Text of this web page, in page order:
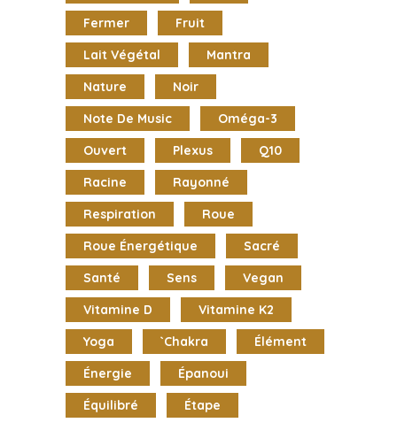
Fermer
Fruit
Lait Végétal
Mantra
Nature
Noir
Note De Music
Oméga-3
Ouvert
Plexus
Q10
Racine
Rayonné
Respiration
Roue
Roue Énergétique
Sacré
Santé
Sens
Vegan
Vitamine D
Vitamine K2
Yoga
`chakra
Élément
Énergie
Épanoui
Équilibré
Étape